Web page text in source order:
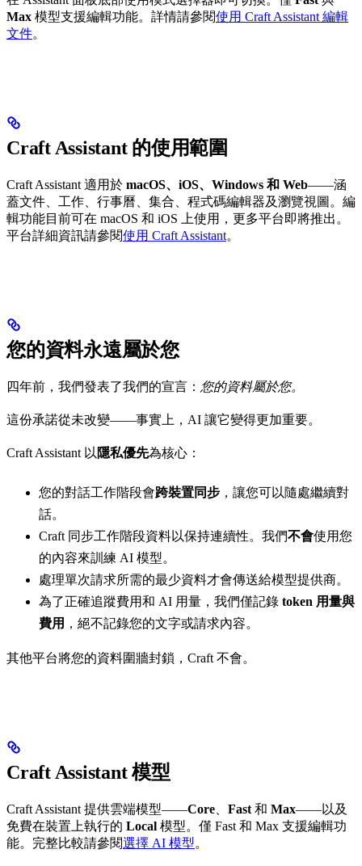
Max 模型支援編輯功能。詳情請參閱使用 Craft Assistant 編輯
文件。
Craft Assistant 的使用範圍
Craft Assistant 適用於 macOS、iOS、Windows 和 Web——涵
蓋文件、工作、行事曆、集合、程式碼編輯器及瀏覽視圖。編
輯功能目前可在 macOS 和 iOS 上使用，更多平台即將推出。
平台詳細資訊請參閱使用 Craft Assistant。
您的資料永遠屬於您
四年前，我們發表了我們的宣言： 您的資料屬於您。
這份承諾從未改變——事實上，AI 讓它變得更加重要。
Craft Assistant 以 隱私優先為核心：
您的對話工作階段會跨裝置同步 ，讓您可以隨處繼續對
話。
Craft 同步工作階段資料以保持連續性。我們不會使用您
的內容來訓練 AI 模型。
處理單次請求所需的最少資料才會傳送給模型提供商。
為了正確追蹤費用和 AI 用量，我們僅記錄 token 用量與
費用 ，絕不記錄您的文字或請求內容。
其他平台將您的資料圍牆封鎖，Craft 不會。
Craft Assistant 模型
Craft Assistant 提供雲端模型——Core Fast 和 Max——以及
免費在裝置上執行的 Local 模型。僅 Fast 和 Max 支援編輯功
能。完整比較請參閱選擇 AI 模型。